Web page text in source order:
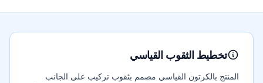
تخطيط الثقوب القياسي
المنتج بالكرتون القياسي مصمم بثقوب تركيب على الجانب